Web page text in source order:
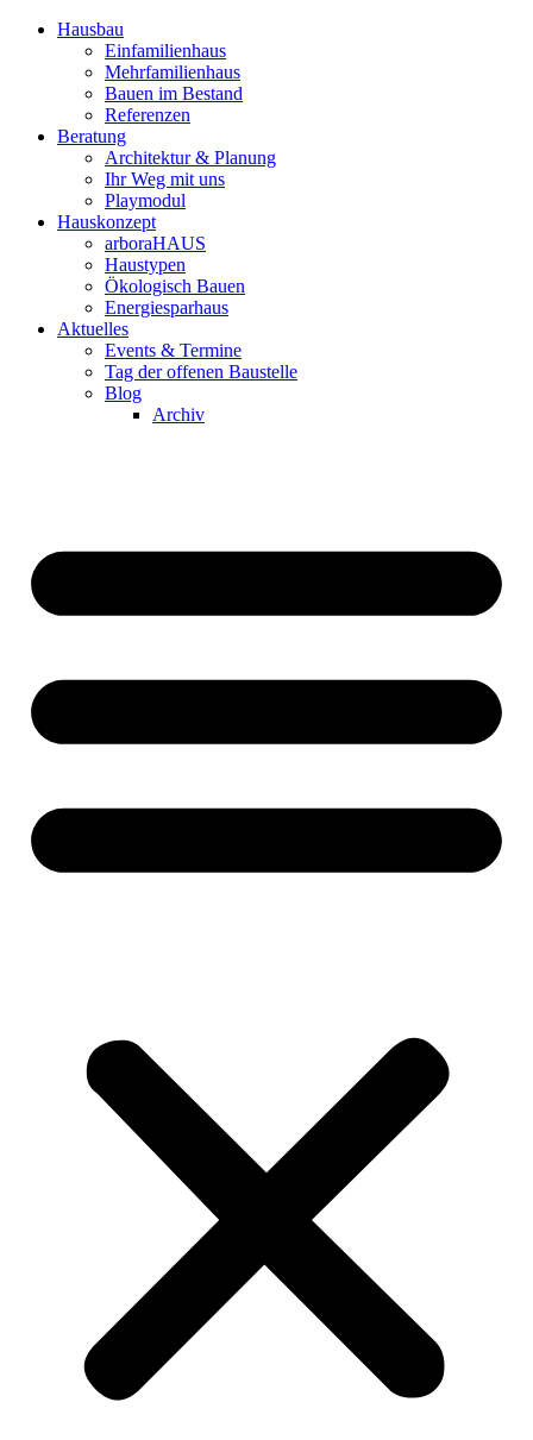
Hausbau
Einfamilienhaus
Mehrfamilienhaus
Bauen im Bestand
Referenzen
Beratung
Architektur & Planung
Ihr Weg mit uns
Playmodul
Hauskonzept
arboraHAUS
Haustypen
Ökologisch Bauen
Energiesparhaus
Aktuelles
Events & Termine
Tag der offenen Baustelle
Blog
Archiv